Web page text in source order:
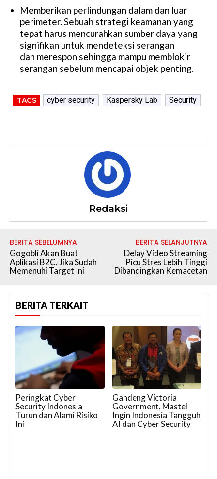
Memberikan perlindungan dalam dan luar
perimeter. Sebuah strategi keamanan yang
tepat harus mencurahkan sumber daya yang
signifikan untuk mendeteksi serangan
dan merespon sehingga mampu memblokir
serangan sebelum mencapai objek penting.
TAGS cyber security Kaspersky Lab Security
Redaksi
BERITA SEBELUMNYA
Gogobli Akan Buat
Aplikasi B2C, Jika Sudah
Memenuhi Target Ini
BERITA SELANJUTNYA
Delay Video Streaming
Picu Stres Lebih Tinggi
Dibandingkan Kemacetan
BERITA TERKAIT
Peringkat Cyber
Security Indonesia
Turun dan Alami Risiko
Ini
Gandeng Victoria
Government, Mastel
Ingin Indonesia Tangguh
AI dan Cyber Security